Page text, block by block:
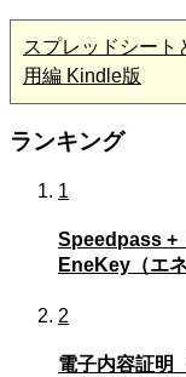
スプレッドシート
用編 Kindle版
ランキング
1
Speedpass +
EneKey（エ
2
電子内容証明